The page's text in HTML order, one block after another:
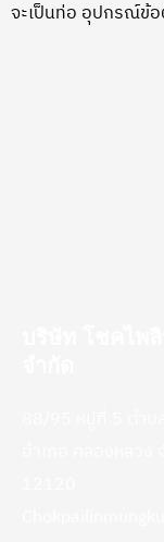
จะเป็นท่อ อุปกรณ์ข้อ